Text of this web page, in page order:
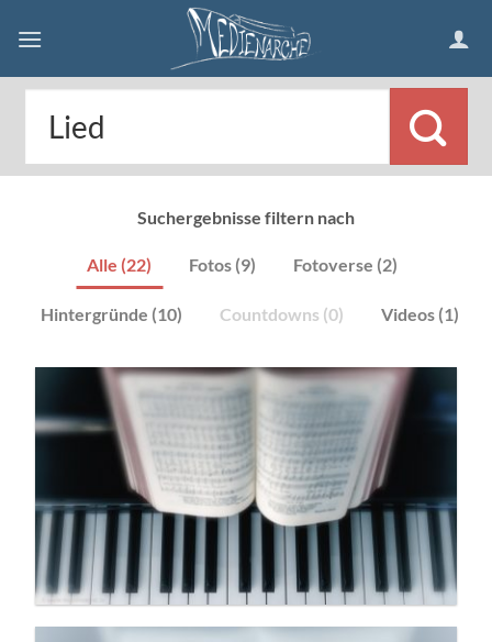
Suchergebnisse filtern nach
Alle (22) Fotos (9) Fotoverse (2)
Hintergründe (10) Countdowns (0) Videos (1)